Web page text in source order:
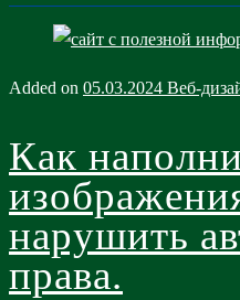
Added on 05.03.2024 Веб-
Как
нарушить
права.